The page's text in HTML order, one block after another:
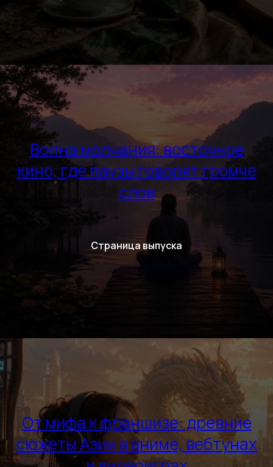
Волна молчания: восточное
кино, где паузы говорят громче
слов
Страница выпуска
От мифа к франшизе: древние
сюжеты Азии в аниме, вебтунах